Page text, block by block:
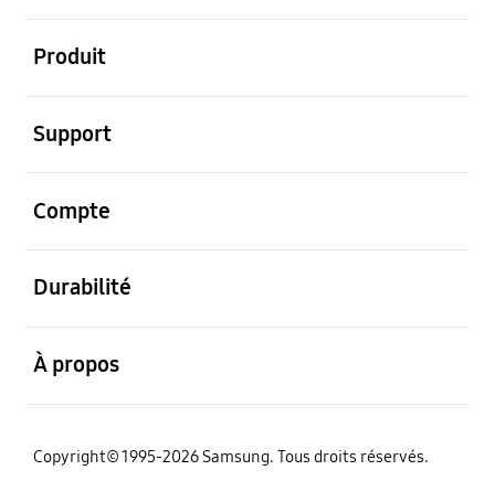
Produit
Support
Compte
Durabilité
À propos
Copyright© 1995-2026 Samsung. Tous droits réservés.